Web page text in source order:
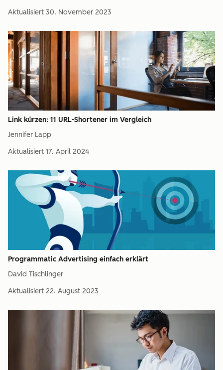
Aktualisiert 30. November 2023
Link kürzen: 11 URL-Shortener im Vergleich
Jennifer Lapp
Aktualisiert 17. April 2024
Programmatic Advertising einfach erklärt
David Tischlinger
Aktualisiert 22. August 2023